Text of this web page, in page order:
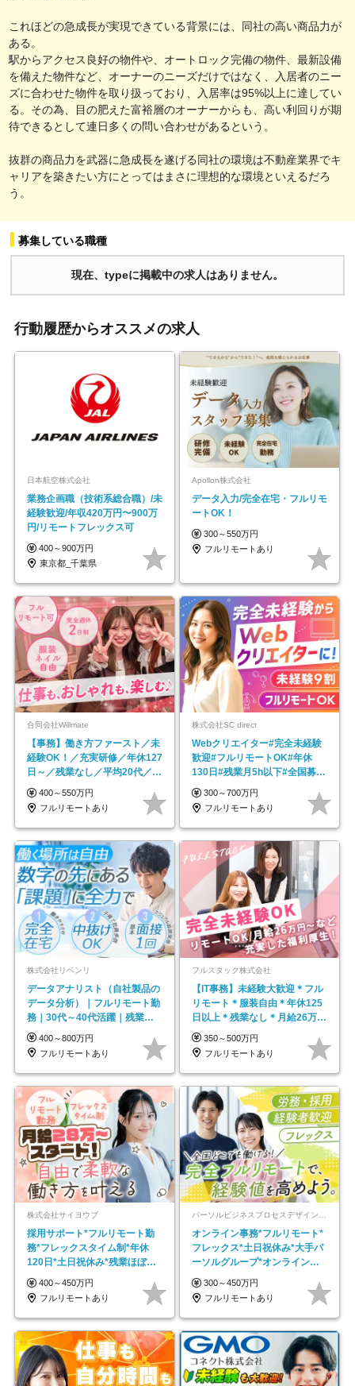
これほどの急成長が実現できている背景には、同社の高い商品力が
ある。
駅からアクセス良好の物件や、オートロック完備の物件、最新設備
を備えた物件など、オーナーのニーズだけではなく、入居者のニー
ズに合わせた物件を取り扱っており、入居率は95%以上に達してい
る。その為、目の肥えた富裕層のオーナーからも、高い利回りが期
待できるとして連日多くの問い合わせがあるという。
抜群の商品力を武器に急成長を遂げる同社の環境は不動産業界でキ
ャリアを築きたい方にとってはまさに理想的な環境といえるだろ
う。
募集している職種
現在、typeに掲載中の求人はありません。
行動履歴からオススメの求人
日本航空株式会社
業務企画職（技術系総合職）/未
経験歓迎/年収420万円〜900万
円/リモートフレックス可
400～900万円
東京都_千葉県
Apollon株式会社
データ入力/完全在宅・フルリモ
ートOK！
300～550万円
フルリモートあり
合同会社Willmate
【事務】働き方ファースト／未
経験OK！／充実研修／年休127
日～／残業なし／平均20代／リ
モートOK
400～550万円
フルリモートあり
株式会社SC direct
Webクリエイター#完全未経験
歓迎#フルリモートOK#年休
130日#残業月5h以下#全国募集
#最大1年の研修
300～700万円
フルリモートあり
株式会社リベンリ
データアナリスト（自社製品の
データ分析）｜フルリモート勤
務｜30代～40代活躍｜残業少
なめ｜子育て社員多数活躍
400～800万円
フルリモートあり
フルスタック株式会社
【IT事務】未経験大歓迎＊フル
リモート＊服装自由＊年休125
日以上＊残業なし＊月給26万円
以上
350～500万円
フルリモートあり
株式会社サイヨウブ
採用サポート*フルリモート勤
務*フレックスタイム制*年休
120日*土日祝休み*残業ほぼな
し*育児中社員8割以上
400～450万円
フルリモートあり
パーソルビジネスプロセスデザイン株式会社 事業開発本部
オンライン事務*フルリモート*
フレックス*土日祝休み*大手パ
ーソルグループ*オンライン面
接*30～40代活躍中
300～450万円
フルリモートあり